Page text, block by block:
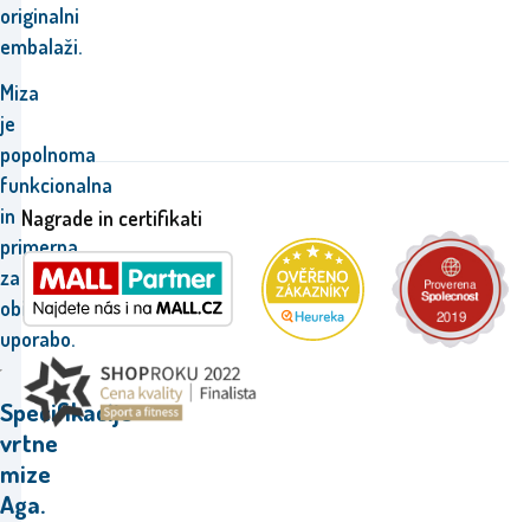
originalni
embalaži.
Miza
je
popolnoma
funkcionalna
in
primerna
za
običajno
uporabo.
Specifikacije
vrtne
mize
Aga.
Nagrade in certifikati